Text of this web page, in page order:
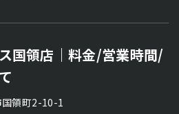
国領店｜料金/営業時間/
領町2-10-1
ルコーチ【西村尚也】の
Series （DUPR
日程・会場・参加方法
ルサークル【Five Force
】のメンバー募集
南小学校体育館、東風平体育館な